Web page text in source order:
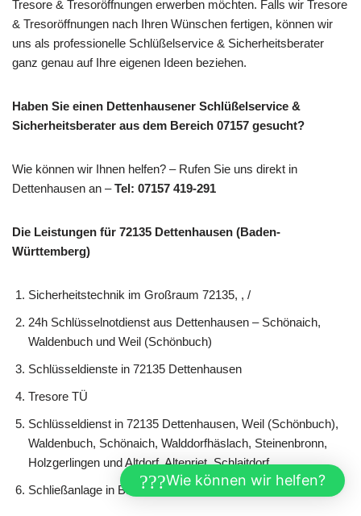
Tresore & Tresoröffnungen erwerben möchten. Falls wir Tresore
& Tresoröffnungen nach Ihren Wünschen fertigen, können wir
uns als professionelle Schlüßelservice & Sicherheitsberater
ganz genau auf Ihre eigenen Ideen beziehen.
Haben Sie einen Dettenhausener Schlüßelservice &
Sicherheitsberater aus dem Bereich 07157 gesucht?
Wie können wir Ihnen helfen? – Rufen Sie uns direkt in
Dettenhausen an –Tel: 07157 419-291
Die Leistungen für 72135 Dettenhausen (Baden-
Württemberg)
Sicherheitstechnik im Großraum 72135, , /
24h Schlüsselnotdienst aus Dettenhausen – Schönaich,
Waldenbuch und Weil (Schönbuch)
Schlüsseldienste in 72135 Dettenhausen
Tresore TÜ
Schlüsseldienst in 72135 Dettenhausen, Weil (Schönbuch),
Waldenbuch, Schönaich, Walddorfhäslach, Steinenbronn,
Holzgerlingen und Altdorf, Altenriet, Schlaitdorf
Schließanlage in Baden-Württemberg
Wie können wir helfen?